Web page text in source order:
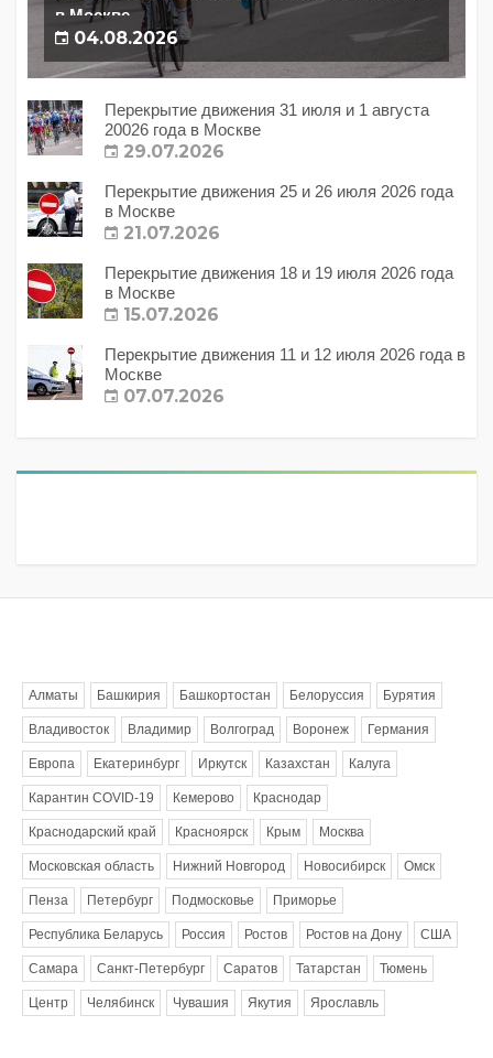
в Москве
04.08.2026
Перекрытие движения 31 июля и 1 августа
20026 года в Москве
29.07.2026
Перекрытие движения 25 и 26 июля 2026 года
в Москве
21.07.2026
Перекрытие движения 18 и 19 июля 2026 года
в Москве
15.07.2026
Перекрытие движения 11 и 12 июля 2026 года в
Москве
07.07.2026
Алматы Башкирия Башкортостан Белоруссия Бурятия
Владивосток Владимир Волгоград Воронеж Германия
Европа Екатеринбург Иркутск Казахстан Калуга
Карантин COVID-19 Кемерово Краснодар
Краснодарский край Красноярск Крым Москва
Московская область Нижний Новгород Новосибирск Омск
Пенза Петербург Подмосковье Приморье
Республика Беларусь Россия Ростов Ростов на Дону США
Самара Санкт-Петербург Саратов Татарстан Тюмень
Центр Челябинск Чувашия Якутия Ярославль